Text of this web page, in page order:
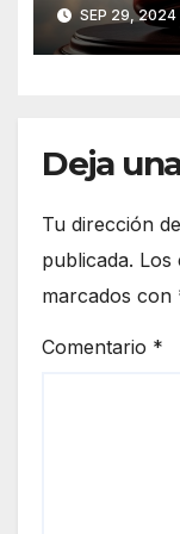
ante
SEP 29, 2024
Deja
Tu dirección
publicada. Los
marcados con
Comentario *